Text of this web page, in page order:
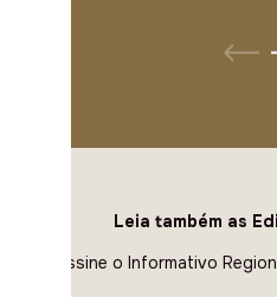
Leia também as
Assine o Informativo